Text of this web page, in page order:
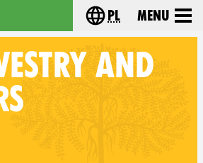
- Home Choose your
pl Menu
AND
and Borders on